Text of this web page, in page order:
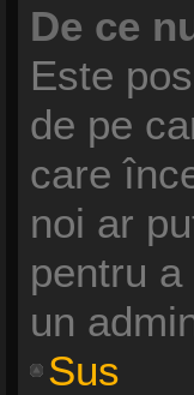
De ce
Este
de pe
care
noi ar
pentru
un
Sus